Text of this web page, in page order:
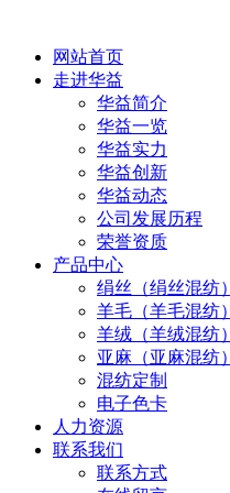
网站首页
走进华益
华益简介
华益一览
华益实力
华益创新
华益动态
公司发展历程
荣誉资质
产品中心
绢丝（绢丝混纺）
羊毛（羊毛混纺）
羊绒（羊绒混纺）
亚麻（亚麻混纺）
混纺定制
电子色卡
人力资源
联系我们
联系方式